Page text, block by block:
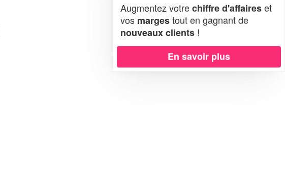
Augmentez votrechiffre d'affaireset
vos margestout en gagnant de
nouveaux clients !
En savoir plus